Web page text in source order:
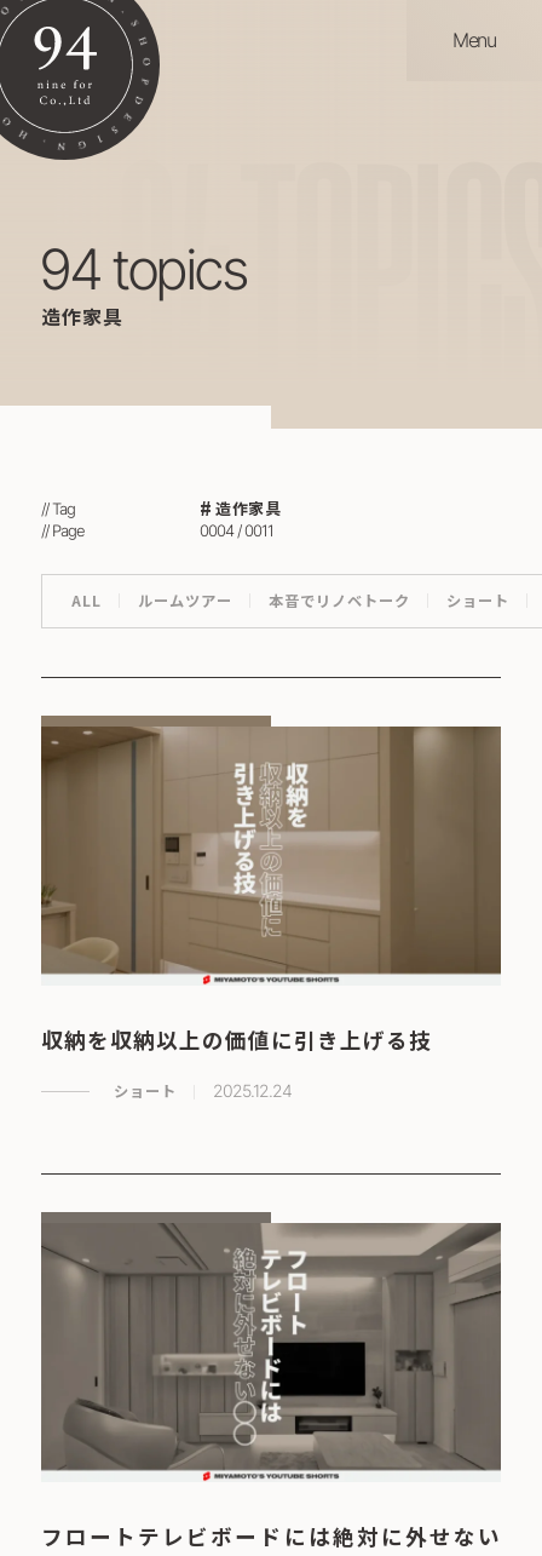
Menu
94
94 topics
造作家具
// Tag 造作家具
// Page 0004 / 0011
ALL ルームツアー 本音でリノベトーク ショート
収納を収納以上の価値に引き上げる技
ショート 2025.12.24
フロートテレビボードには絶対に外せない